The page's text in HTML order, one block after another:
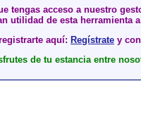
tengas acceso a nuestro
utilidad de esta herramienta
aquí: Regístrate y
de tu estancia entre